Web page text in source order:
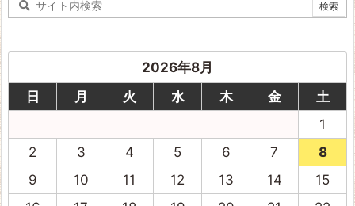
2026年8月
日
月 火 水 木 金
土
1
2
3 4 5 6 7
8
9
10 11 12 13 14
15